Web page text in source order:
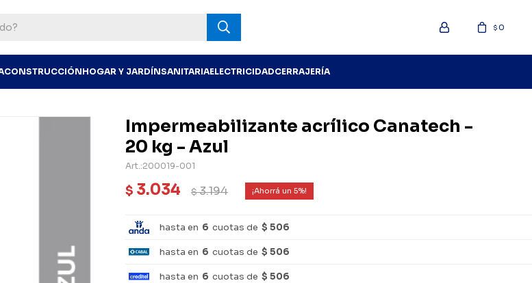
CONSTRUCCIÓNHOGAR Y JARDÍNSANITARIAELECTRICIDADCERRAJERÍA
$0
Impermeabilizante acrílico Canatech -
20 kg - Azul
200019-001
$ 3.034 $3.194 5
hasta en 6 cuotas de $ 506
hasta en 6 cuotas de $ 506
hasta en 6 cuotas de $ 506